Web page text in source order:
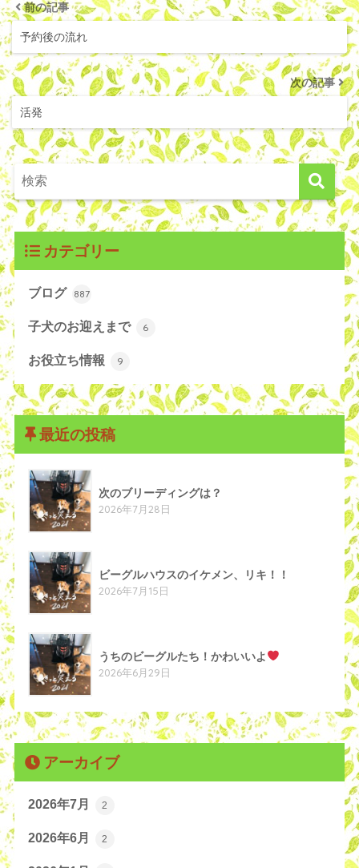
前の記事
予約後の流れ
次の記事
活発
カテゴリー
ブログ 887
子犬のお迎えまで 6
お役立ち情報 9
最近の投稿
次のブリーディングは？
2026年7月28日
ビーグルハウスのイケメン、リキ！！
2026年7月15日
うちのビーグルたち！かわいいよ
2026年6月29日
アーカイブ
2026年7月 2
2026年6月 2